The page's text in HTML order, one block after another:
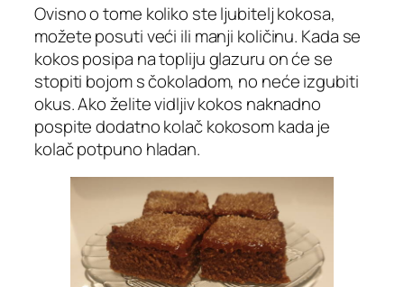
Ovisno o tome koliko ste ljubitelj kokosa,
možete posuti veći ili manji količinu. Kada se
kokos posipa na topliju glazuru on će se
stopiti bojom s čokoladom, no neće izgubiti
okus. Ako želite vidljiv kokos naknadno
pospite dodatno kolač kokosom kada je
kolač potpuno hladan.